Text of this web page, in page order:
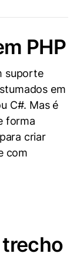
PHP
suporte
em
C#. Mas é
forma
criar
com